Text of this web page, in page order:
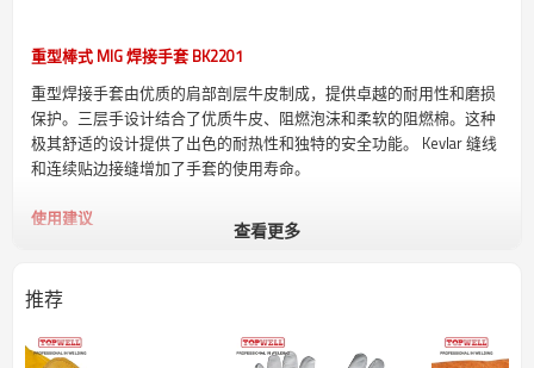
重型棒式 MIG 焊接手套 BK2201
重型焊接手套由优质的肩部剖层牛皮制成，提供卓越的耐用性和磨损
保护。三层手设计结合了优质牛皮、阻燃泡沫和柔软的阻燃棉。这种
极其舒适的设计提供了出色的耐热性和独特的安全功能。 Kevlar 缝线
和连续贴边接缝增加了手套的使用寿命。
使用建议
二次焊接工艺：
电流范围：
查看更多
推荐